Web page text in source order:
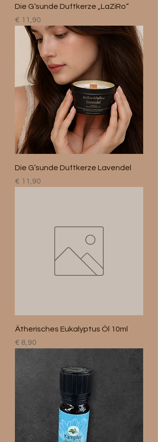
Die G‘sunde Duftkerze „LaZiRo“
Preis
€ 11,90
Die G’sunde Duftkerze Lavendel
Preis
€ 11,90
Ätherisches Eukalyptus Öl 10ml
Preis
€ 8,90